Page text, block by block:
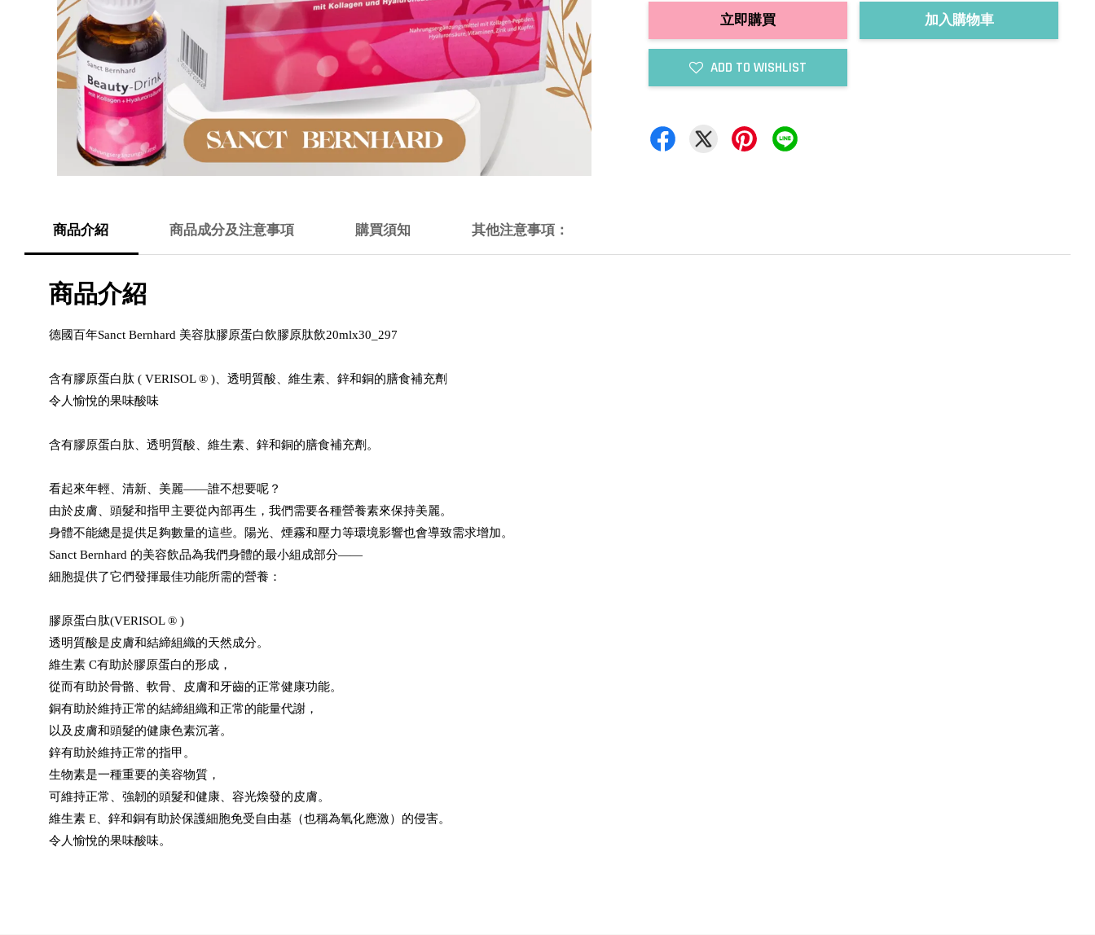
立即購買 加入購物車
ADD TO WISHLIST
商品介紹 商品成分及注意事項 購買須知 其他注意事項：
商品介紹
德國百年Sanct Bernhard 美容肽膠原蛋白飲膠原肽飲20mlx30_297
含有膠原蛋白肽 ( VERISOL ® )、透明質酸、維生素、鋅和銅的膳食補充劑
令人愉悅的果味酸味
含有膠原蛋白肽、透明質酸、維生素、鋅和銅的膳食補充劑。
看起來年輕、清新、美麗——誰不想要呢？
由於皮膚、頭髮和指甲主要從內部再生，我們需要各種營養素來保持美麗。
身體不能總是提供足夠數量的這些。陽光、煙霧和壓力等環境影響也會導致需求增加。
Sanct Bernhard 的美容飲品為我們身體的最小組成部分——
細胞提供了它們發揮最佳功能所需的營養：
膠原蛋白肽(VERISOL ® )
透明質酸是皮膚和結締組織的天然成分。
維生素 C有助於膠原蛋白的形成，
從而有助於骨骼、軟骨、皮膚和牙齒的正常健康功能。
銅有助於維持正常的結締組織和正常的能量代謝，
以及皮膚和頭髮的健康色素沉著。
鋅有助於維持正常的指甲。
生物素是一種重要的美容物質，
可維持正常、強韌的頭髮和健康、容光煥發的皮膚。
維生素 E、鋅和銅有助於保護細胞免受自由基（也稱為氧化應激）的侵害。
令人愉悅的果味酸味。